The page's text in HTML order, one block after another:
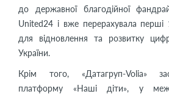
до державної благодійної
United24 і вже перерахувала перші
для відновлення та розвитку
України.
Крім того, «Датагруп-Volia»
платформу «Наші діти», у